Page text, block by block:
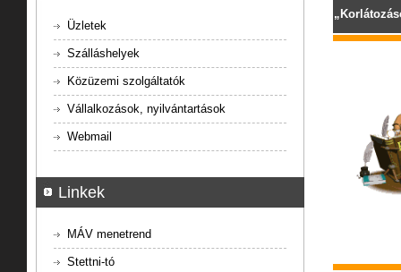
Üzletek
Szálláshelyek
Közüzemi szolgáltatók
Vállalkozások, nyilvántartások
Webmail
Linkek
MÁV menetrend
Stettni-tó